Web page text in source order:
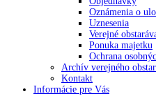
Oznámenia o
Uznesenia
Verejné
Ponuka majetku
Ochrana
Archív verejného
Kontakt
Informácie pre Vás